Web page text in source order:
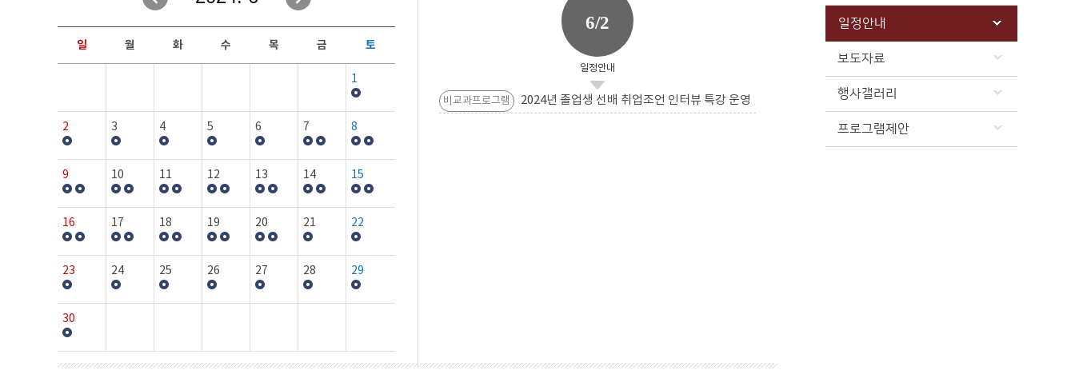
현장실습/IPP사업단
커뮤니티
보도자료
행사갤러리
일정안내
보도자료
행사갤러리
프로그램제안
일 월 화 수 목 금 토
1
2 3 4 5 6 7 8
9 10 11 12 13 14 15
16 17 18 19 20 21 22
23 24 25 26 27 28 29
30
6/2
일정안내
비교과프로그램 2024년 졸업생 선배 취업조언 인터뷰 특강 운영